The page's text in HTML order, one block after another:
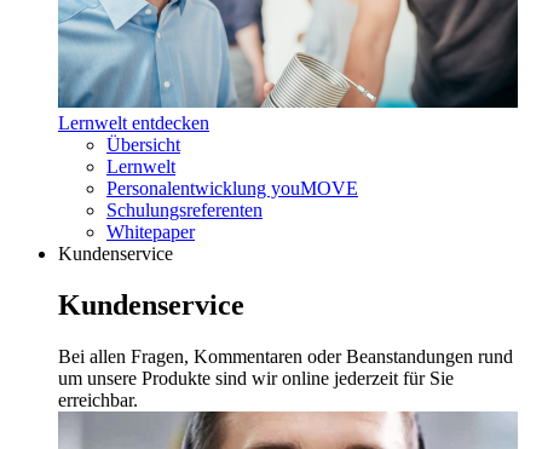
Lernwelt entdecken
Übersicht
Lernwelt
Personalentwicklung youMOVE
Schulungsreferenten
Whitepaper
Kundenservice
Kundenservice
Bei allen Fragen, Kommentaren oder Beanstandungen rund
um unsere Produkte sind wir online jederzeit für Sie
erreichbar.